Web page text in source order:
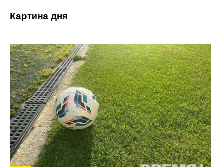
Картина дня